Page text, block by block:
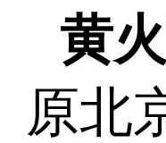
黄
原北